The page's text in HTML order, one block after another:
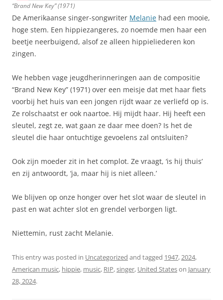
“Brand New Key” (1971)
De Amerikaanse singer-songwriter Melanie had een mooie,
hoge stem. Een hippiezangeres, zo noemde men haar een
beetje neerbuigend, alsof ze alleen hippieliederen kon
zingen.
We hebben vage jeugdherinneringen aan de compositie
“Brand New Key” (1971) over een meisje dat met haar fiets
voorbij het huis van een jongen rijdt waar ze verliefd op is.
Ze rolschaatst er ook naartoe. Hij mijdt haar. Hij heeft een
sleutel, zegt ze, wat gaan ze daar mee doen? Is het de
sleutel die haar ontuchtige gevoelens zal ontsluiten?
Ook zijn moeder zit in het complot. Ze vraagt, ‘is hij thuis’
en zij antwoordt, ‘ja, maar hij is niet alleen.’
We blijven op onze honger over het slot waar de sleutel in
past en wat achter slot en grendel verborgen ligt.
Niettemin, rust zacht Melanie.
This entry was posted in Uncategorized and tagged 1947,2024,
American music, hippie, music, RIP,singer, United Stateson January
28, 2024.